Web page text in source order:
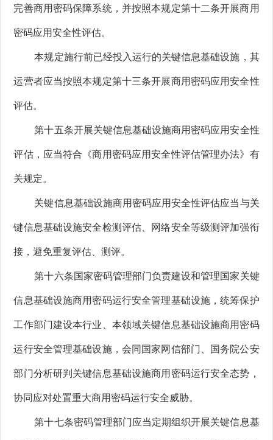
完善商用密码保障系统，并按照本规定第十二条开展商用
密码应用安全性评估。
本规定施行前已经投入运行的关键信息基础设施，其
运营者应当按照本规定第十三条开展商用密码应用安全性
评估。
第十五条开展关键信息基础设施商用密码应用安全性
评估，应当符合《商用密码应用安全性评估管理办法》有
关规定。
关键信息基础设施商用密码应用安全性评估应当与关
键信息基础设施安全检测评估、网络安全等级测评加强衔
接，避免重复评估、测评。
第十六条国家密码管理部门负责建设和管理国家关键
信息基础设施商用密码运行安全管理基础设施，统筹保护
工作部门建设本行业、本领域关键信息基础设施商用密码
运行安全管理基础设施，会同国家网信部门、国务院公安
部门分析研判关键信息基础设施商用密码运行安全态势，
协同应对处置重大商用密码运行安全威胁。
第十七条密码管理部门应当定期组织开展关键信息基